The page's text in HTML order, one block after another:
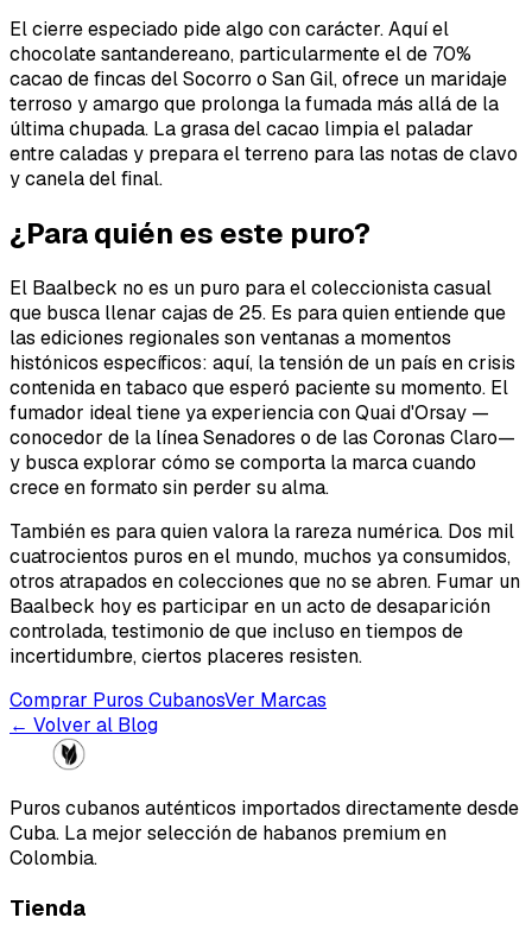
El cierre especiado pide algo con carácter. Aquí el
chocolate santandereano, particularmente el de 70%
cacao de fincas del Socorro o San Gil, ofrece un maridaje
terroso y amargo que prolonga la fumada más allá de la
última chupada. La grasa del cacao limpia el paladar
entre caladas y prepara el terreno para las notas de clavo
y canela del final.
¿Para quién es este puro?
El Baalbeck no es un puro para el coleccionista casual
que busca llenar cajas de 25. Es para quien entiende que
las ediciones regionales son ventanas a momentos
histónicos específicos: aquí, la tensión de un país en crisis
contenida en tabaco que esperó paciente su momento. El
fumador ideal tiene ya experiencia con Quai d'Orsay —
conocedor de la línea Senadores o de las Coronas Claro—
y busca explorar cómo se comporta la marca cuando
crece en formato sin perder su alma.
También es para quien valora la rareza numérica. Dos mil
cuatrocientos puros en el mundo, muchos ya consumidos,
otros atrapados en colecciones que no se abren. Fumar un
Baalbeck hoy es participar en un acto de desaparición
controlada, testimonio de que incluso en tiempos de
incertidumbre, ciertos placeres resisten.
Comprar Puros CubanosVer Marcas
← Volver al Blog
Puros cubanos auténticos importados directamente desde
Cuba. La mejor selección de habanos premium en
Colombia.
Tienda